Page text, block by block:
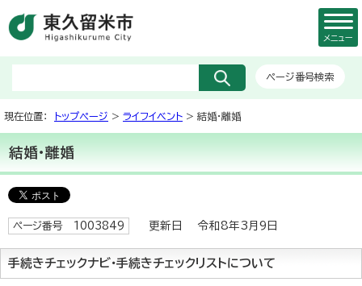
ページ番号検索
メニュー
現在位置： トップページ > ライフイベント > 結婚・離婚
結婚・離婚
ページ番号 1003849 更新日 令和8年3月9日
手続きチェックナビ・手続きチェックリストについて